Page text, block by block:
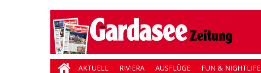
AKTUELL RIVIERA AUSFLÜGE FUN & NIGHTLIFE